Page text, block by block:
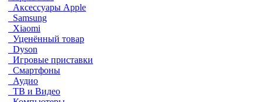
Аксессуары Apple
Samsung
Xiaomi
Уценённый товар
Dyson
Игровые приставки
Смартфоны
Аудио
ТВ и Видео